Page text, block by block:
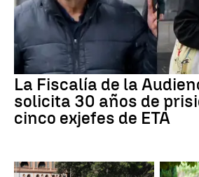
La Fiscalía de la
solicita 30 años de
cinco exjefes de ETA